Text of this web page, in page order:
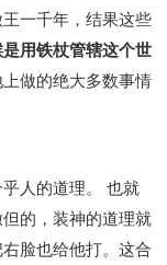
一千年，结果这些
用铁杖管辖这个世
上做的绝大多数事情
人的道理。 也就
的，装神的道理就
脸也给他打。这合